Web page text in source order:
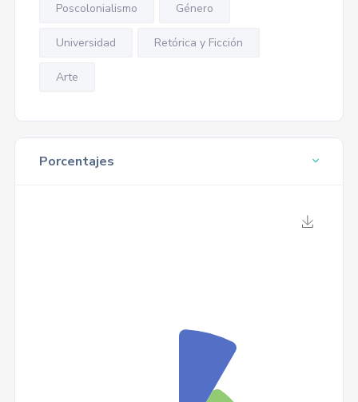
Poscolonialismo Género
Universidad Retórica y Ficción
Arte
Porcentajes